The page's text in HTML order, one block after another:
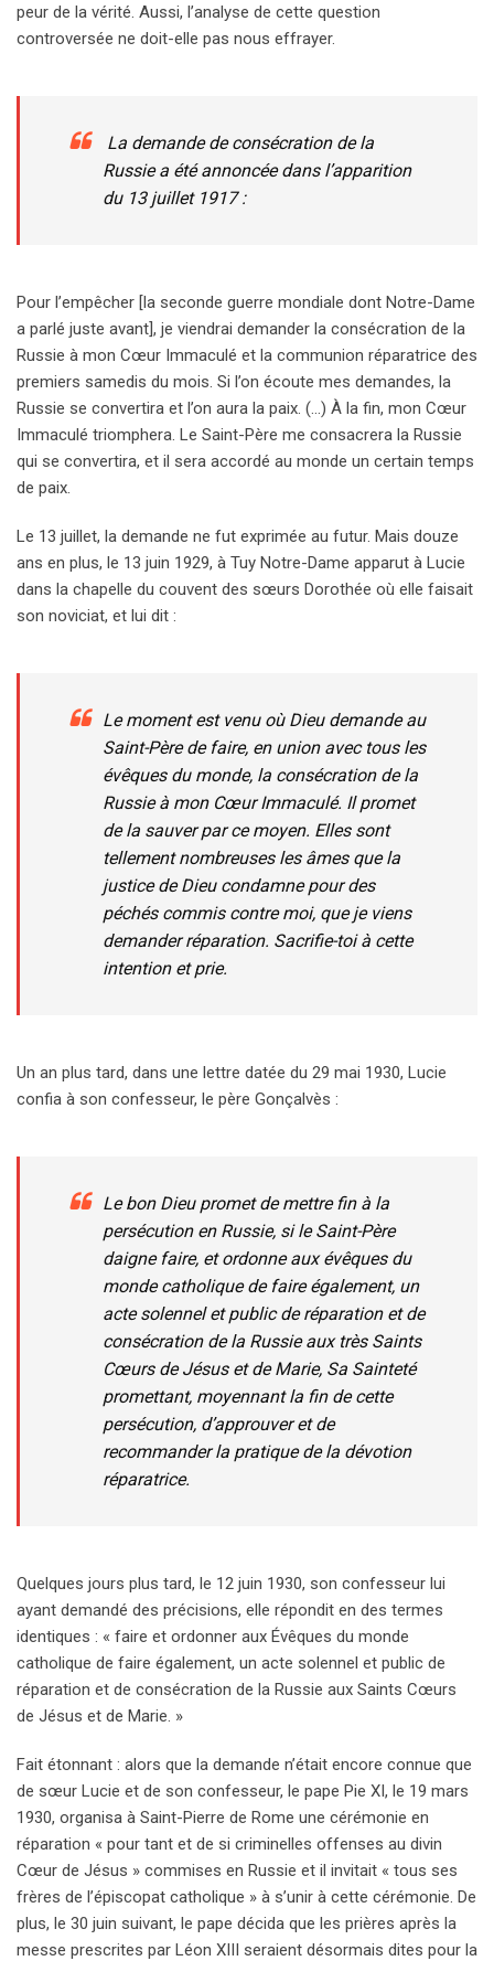
peur de la vérité. Aussi, l’analyse de cette question
controversée ne doit-elle pas nous effrayer.
La demande de consécration de la
Russie a été annoncée dans l’apparition
du 13 juillet 1917 :
Pour l’empêcher [la seconde guerre mondiale dont Notre-Dame
a parlé juste avant], je viendrai demander la consécration de la
Russie à mon Cœur Immaculé et la communion réparatrice des
premiers samedis du mois. Si l’on écoute mes demandes, la
Russie se convertira et l’on aura la paix. (…) À la fin, mon Cœur
Immaculé triomphera. Le Saint-Père me consacrera la Russie
qui se convertira, et il sera accordé au monde un certain temps
de paix.
Le 13 juillet, la demande ne fut exprimée au futur. Mais douze
ans en plus, le 13 juin 1929, à Tuy Notre-Dame apparut à Lucie
dans la chapelle du couvent des sœurs Dorothée où elle faisait
son noviciat, et lui dit :
Le moment est venu où Dieu demande au
Saint-Père de faire, en union avec tous les
évêques du monde, la consécration de la
Russie à mon Cœur Immaculé. Il promet
de la sauver par ce moyen. Elles sont
tellement nombreuses les âmes que la
justice de Dieu condamne pour des
péchés commis contre moi, que je viens
demander réparation. Sacrifie-toi à cette
intention et prie.
Un an plus tard, dans une lettre datée du 29 mai 1930, Lucie
confia à son confesseur, le père Gonçalvès :
Le bon Dieu promet de mettre fin à la
persécution en Russie, si le Saint-Père
daigne faire, et ordonne aux évêques du
monde catholique de faire également, un
acte solennel et public de réparation et de
consécration de la Russie aux très Saints
Cœurs de Jésus et de Marie, Sa Sainteté
promettant, moyennant la fin de cette
persécution, d’approuver et de
recommander la pratique de la dévotion
réparatrice.
Quelques jours plus tard, le 12 juin 1930, son confesseur lui
ayant demandé des précisions, elle répondit en des termes
identiques : « faire et ordonner aux Évêques du monde
catholique de faire également, un acte solennel et public de
réparation et de consécration de la Russie aux Saints Cœurs
de Jésus et de Marie. »
Fait étonnant : alors que la demande n’était encore connue que
de sœur Lucie et de son confesseur, le pape Pie XI, le 19 mars
1930, organisa à Saint-Pierre de Rome une cérémonie en
réparation « pour tant et de si criminelles offenses au divin
Cœur de Jésus » commises en Russie et il invitait « tous ses
frères de l’épiscopat catholique » à s’unir à cette cérémonie. De
plus, le 30 juin suivant, le pape décida que les prières après la
messe prescrites par Léon XIII seraient désormais dites pour la